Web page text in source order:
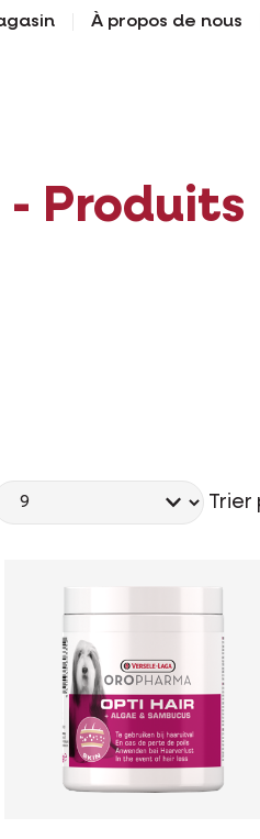
À propos de nous
Produits
Trier